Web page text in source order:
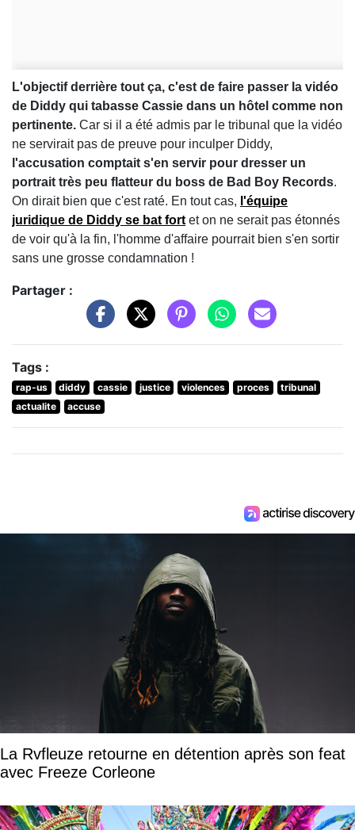
L'objectif derrière tout ça, c'est de faire passer la vidéo
de Diddy qui tabasse Cassie dans un hôtel comme non
pertinente. Car si il a été admis par le tribunal que la vidéo
ne servirait pas de preuve pour inculper Diddy,
l'accusation comptait s'en servir pour dresser un
portrait très peu flatteur du boss de Bad Boy Records.
On dirait bien que c'est raté. En tout cas, l'équipe
juridique de Diddy se bat fort et on ne serait pas étonnés
de voir qu'à la fin, l'homme d'affaire pourrait bien s'en sortir
sans une grosse condamnation !
Partager :
Tags :
rap-us diddy cassie justice violences proces
tribunal
actualite
accuse
La Rvfleuze retourne en détention après son feat
avec Freeze Corleone